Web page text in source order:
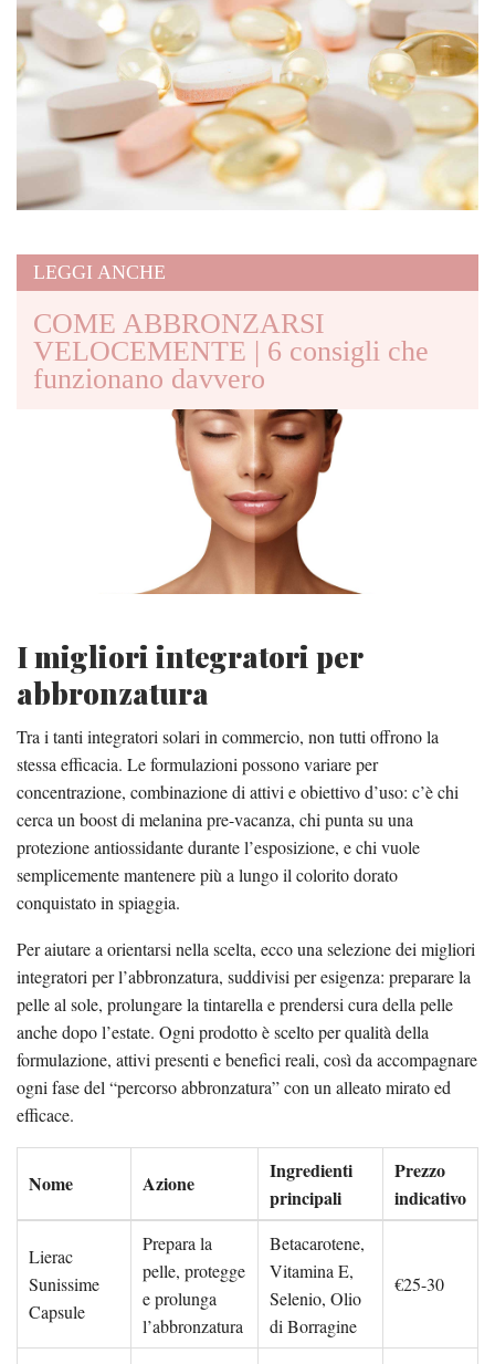
LEGGI ANCHE
COME ABBRONZARSI
VELOCEMENTE | 6 consigli che
funzionano davvero
I migliori integratori per
abbronzatura
Tra i tanti integratori solari in commercio, non tutti offrono la
stessa efficacia. Le formulazioni possono variare per
concentrazione, combinazione di attivi e obiettivo d’uso: c’è chi
cerca un boost di melanina pre-vacanza, chi punta su una
protezione antiossidante durante l’esposizione, e chi vuole
semplicemente mantenere più a lungo il colorito dorato
conquistato in spiaggia.
Per aiutare a orientarsi nella scelta, ecco una selezione dei migliori
integratori per l’abbronzatura, suddivisi per esigenza: preparare la
pelle al sole, prolungare la tintarella e prendersi cura della pelle
anche dopo l’estate. Ogni prodotto è scelto per qualità della
formulazione, attivi presenti e benefici reali, così da accompagnare
ogni fase del “percorso abbronzatura” con un alleato mirato ed
efficace.
Nome Azione
Ingredienti
principali
Prezzo
indicativo
Lierac
Sunissime
Capsule
Prepara la
pelle, protegge
e prolunga
l’abbronzatura
Betacarotene,
Vitamina E,
Selenio, Olio
di Borragine
€25-30